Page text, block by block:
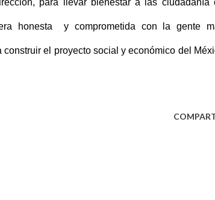
honesta y comprometida con la gente
el proyecto social y económico del